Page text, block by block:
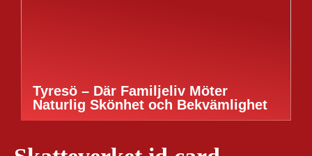
Tyresö – Där Familjeliv Möter
Naturlig Skönhet och Bekvämlighet